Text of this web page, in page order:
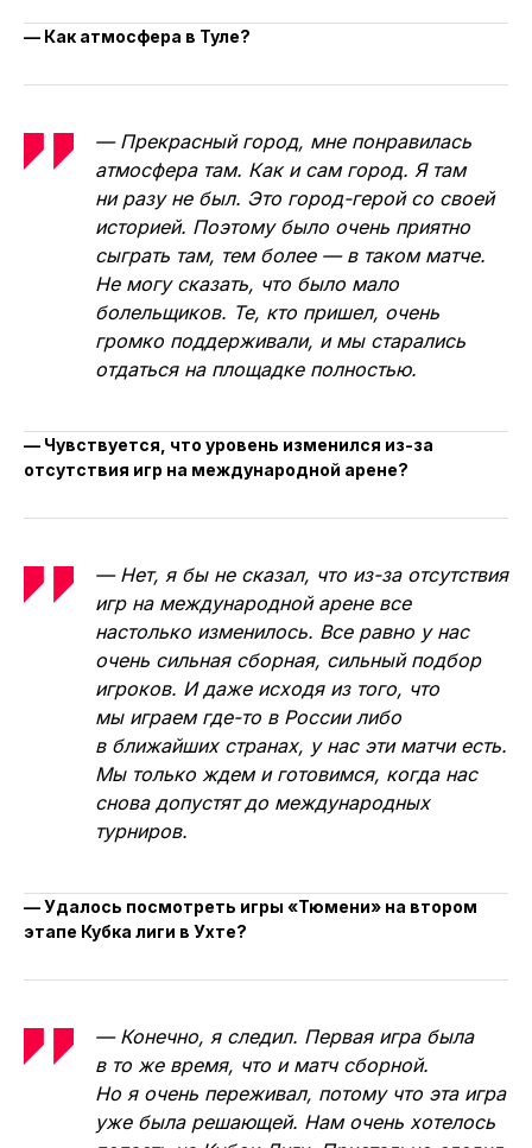
— Как атмосфера в Туле?
— Прекрасный город, мне понравилась
атмосфера там. Как и сам город. Я там
ни разу не был. Это город-герой со своей
историей. Поэтому было очень приятно
сыграть там, тем более — в таком матче.
Не могу сказать, что было мало
болельщиков. Те, кто пришел, очень
громко поддерживали, и мы старались
отдаться на площадке полностью.
— Чувствуется, что уровень изменился из-за
отсутствия игр на международной арене?
— Нет, я бы не сказал, что из-за отсутствия
игр на международной арене все
настолько изменилось. Все равно у нас
очень сильная сборная, сильный подбор
игроков. И даже исходя из того, что
мы играем где-то в России либо
в ближайших странах, у нас эти матчи есть.
Мы только ждем и готовимся, когда нас
снова допустят до международных
турниров.
— Удалось посмотреть игры «Тюмени» на втором
этапе Кубка лиги в Ухте?
— Конечно, я следил. Первая игра была
в то же время, что и матч сборной.
Но я очень переживал, потому что эта игра
уже была решающей. Нам очень хотелось